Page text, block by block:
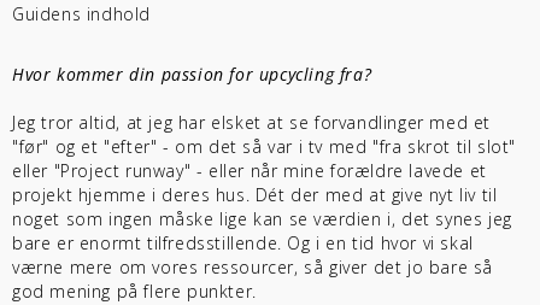
Guidens indhold
Hvor kommer din passion for upcycling fra?
Jeg tror altid, at jeg har elsket at se forvandlinger med et
"før" og et "efter" - om det så var i tv med "fra skrot til slot"
eller "Project runway" - eller når mine forældre lavede et
projekt hjemme i deres hus. Dét der med at give nyt liv til
noget som ingen måske lige kan se værdien i, det synes jeg
bare er enormt tilfredsstillende. Og i en tid hvor vi skal
værne mere om vores ressourcer, så giver det jo bare så
god mening på flere punkter.